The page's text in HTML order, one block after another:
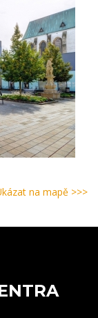
na mapě >>>